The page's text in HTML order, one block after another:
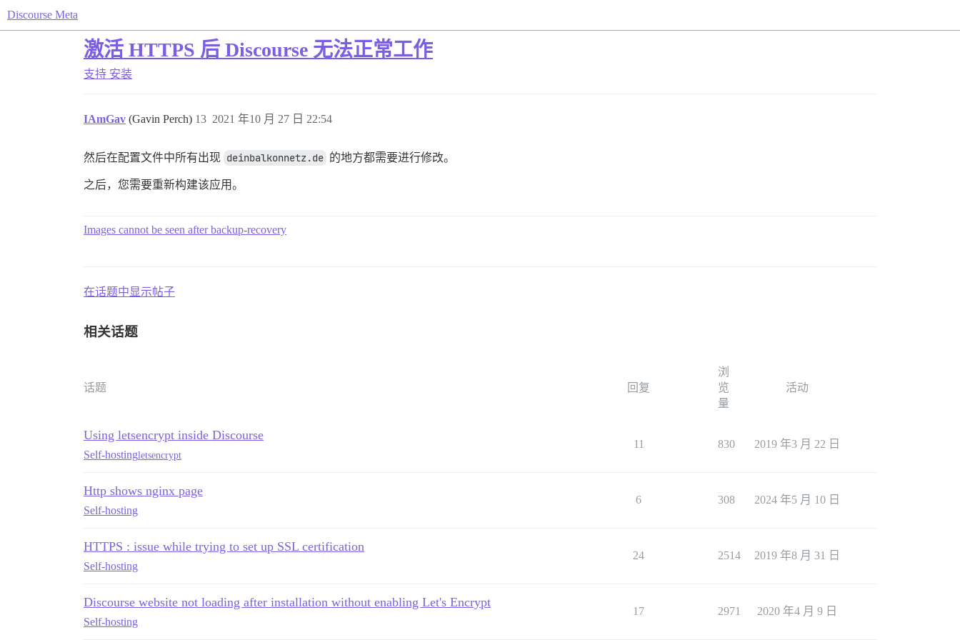
Discourse Meta
激活 HTTPS 后 Discourse 无法正常工作
支持 安装
IAmGav (Gavin Perch) 2021 年10 月 27 日 22:54
13
然后在配置文件中所有出现 deinbalkonnetz.de 的地方都需要进行修改。
之后，您需要重新构建该应用。
Images cannot be seen after backup-recovery
在话题中显示帖子
相关话题
话题 回复
浏
览
量
活动
Using letsencrypt inside Discourse
Self-hostingletsencrypt
11 830 2019 年3 月 22 日
Http shows nginx page
Self-hosting
6 308 2024 年5 月 10 日
HTTPS : issue while trying to set up SSL certification
Self-hosting
24 2514 2019 年8 月 31 日
Discourse website not loading after installation without enabling Let's Encrypt
Self-hosting
17 2971 2020 年4 月 9 日